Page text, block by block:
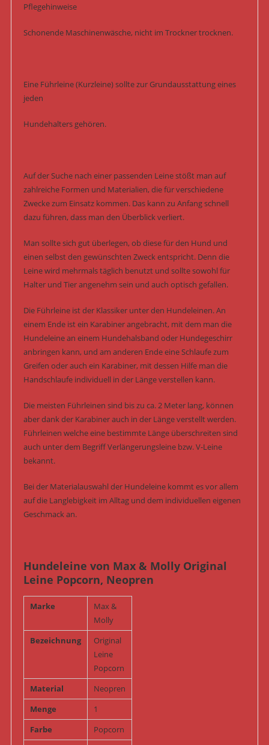
Pflegehinweise
Schonende Maschinenwäsche, nicht im Trockner trocknen.
Eine Führleine (Kurzleine) sollte zur Grundausstattung eines
jeden
Hundehalters gehören.
Auf der Suche nach einer passenden Leine stößt man auf
zahlreiche Formen und Materialien, die für verschiedene
Zwecke zum Einsatz kommen. Das kann zu Anfang schnell
dazu führen, dass man den Überblick verliert.
Man sollte sich gut überlegen, ob diese für den Hund und
einen selbst den gewünschten Zweck entspricht. Denn die
Leine wird mehrmals täglich benutzt und sollte sowohl für
Halter und Tier angenehm sein und auch optisch gefallen.
Die Führleine ist der Klassiker unter den Hundeleinen. An
einem Ende ist ein Karabiner angebracht, mit dem man die
Hundeleine an einem Hundehalsband oder Hundegeschirr
anbringen kann, und am anderen Ende eine Schlaufe zum
Greifen oder auch ein Karabiner, mit dessen Hilfe man die
Handschlaufe individuell in der Länge verstellen kann.
Die meisten Führleinen sind bis zu ca. 2 Meter lang, können
aber dank der Karabiner auch in der Länge verstellt werden.
Führleinen welche eine bestimmte Länge überschreiten sind
auch unter dem Begriff Verlängerungsleine bzw. V-Leine
bekannt.
Bei der Materialauswahl der Hundeleine kommt es vor allem
auf die Langlebigkeit im Alltag und dem individuellen eigenen
Geschmack an.
Hundeleine von Max & Molly Original
Leine Popcorn, Neopren
Marke
Max &
Molly
Bezeichnung
Original
Leine
Popcorn
Material
Neopren
Menge
1
Farbe
Popcorn